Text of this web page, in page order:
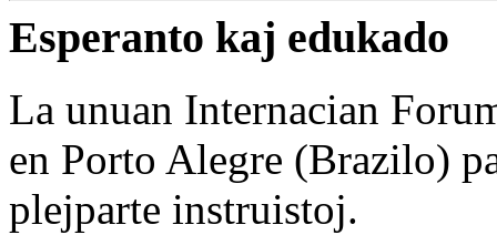
Esperanto kaj edukado
La unuan Internacian
en Porto Alegre (Brazilo)
plejparte instruistoj.